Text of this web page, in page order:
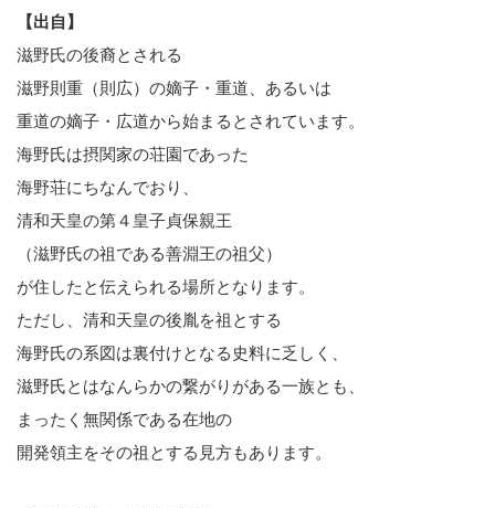
【出自】
滋野氏の後裔とされる
滋野則重（則広）の嫡子・重道、あるいは
重道の嫡子・広道から始まるとされています。
海野氏は摂関家の荘園であった
海野荘にちなんでおり、
清和天皇の第４皇子貞保親王
（滋野氏の祖である善淵王の祖父）
が住したと伝えられる場所となります。
ただし、清和天皇の後胤を祖とする
海野氏の系図は裏付けとなる史料に乏しく、
滋野氏とはなんらかの繋がりがある一族とも、
まったく無関係である在地の
開発領主をその祖とする見方もあります。